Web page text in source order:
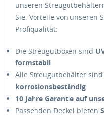
unseren
Sie. Vorteile von unseren
Profiqualität:
Die Streugutboxen sind
formstabil
Alle Streugutbehälter sind
korrosionsbeständig
10 Jahre Garantie auf
Passenden Deckel bieten